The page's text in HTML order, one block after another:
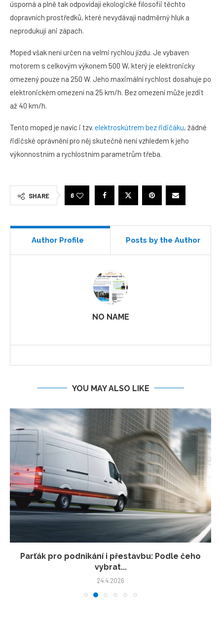
úsporná a plně tak odpovídají ekologické filosofii těchto
dopravních prostředků, které nevydávají nadměrný hluk a
neprodukují ani zápach.
Moped však není určen na velmi rychlou jízdu. Je vybaven
motorem s celkovým výkonem 500 W, který je elektronicky
omezený pouze na 250 W. Jeho maximální rychlost dosahuje po
elektronickém omezení na 25 km/h. Bez omezení může jezdit
až 40 km/h.
Tento moped je navíc i tzv. elektroskútrem bez řidičáku, žádné
řidičské oprávnění pro něj skutečně není vzhledem k jeho
výkonnostním a rychlostním parametrům třeba.
SHARE 6
Author Profile Posts by the Author
NO NAME
YOU MAY ALSO LIKE
Parťák pro podnikání i přestavbu: Podle čeho
vybrat...
24.4.2026